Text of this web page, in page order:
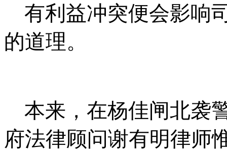
有利益冲突便会影响
的道理。
本来，在杨佳闸北袭
府法律顾问谢有明律师